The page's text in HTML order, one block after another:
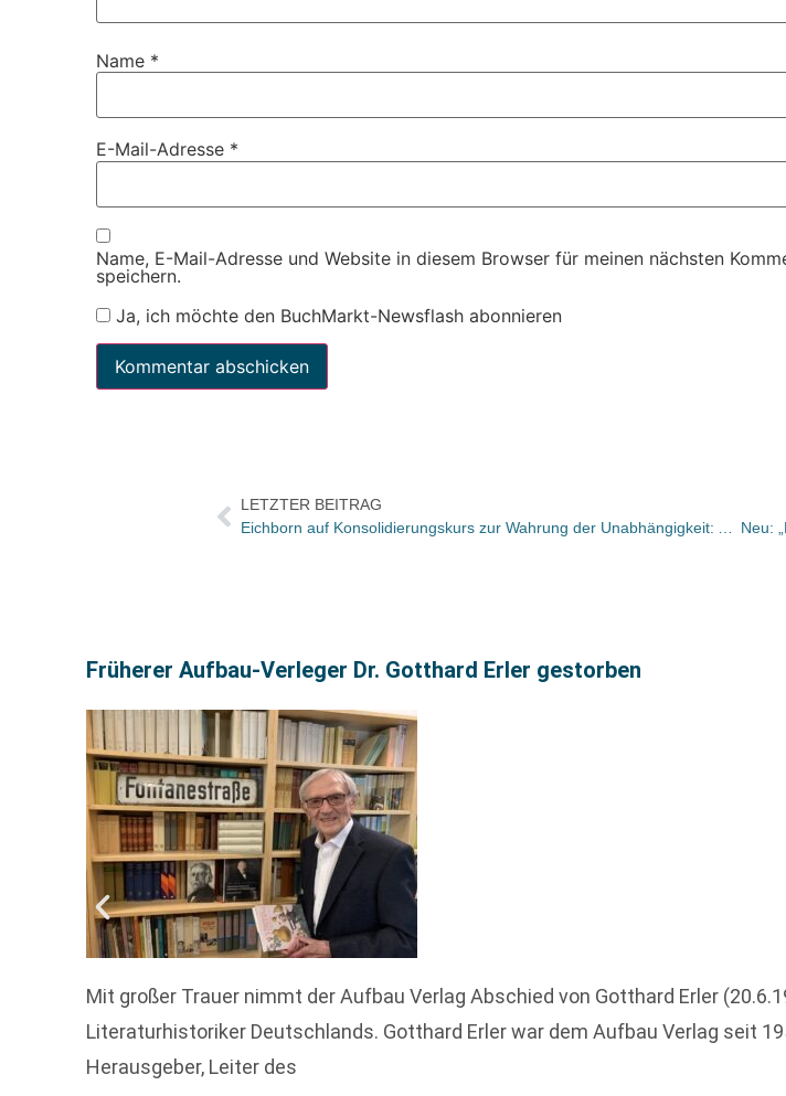
Name *
E-Mail-Adresse *
Name, E-Mail-Adresse und Website in diesem Browser für meinen nächsten
speichern.
Ja, ich möchte den BuchMarkt-Newsflash abonnieren
LETZTER BEITRAG
Eichborn auf Konsolidierungskurs zur Wahrung der Unabhängigkeit: Anteile an Classic Film und bei bei ATL Books aufgegeben / Wilfert mit engagierten Zielen
Früherer Aufbau-Verleger Dr. Gotthard Erler gestorben
Mit großer Trauer nimmt der Aufbau Verlag Abschied von Gotthard Erler
Literaturhistoriker Deutschlands. Gotthard Erler war dem Aufbau Verlag seit
Herausgeber, Leiter des